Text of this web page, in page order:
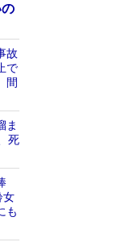
故
で
間
ま
死
女
も